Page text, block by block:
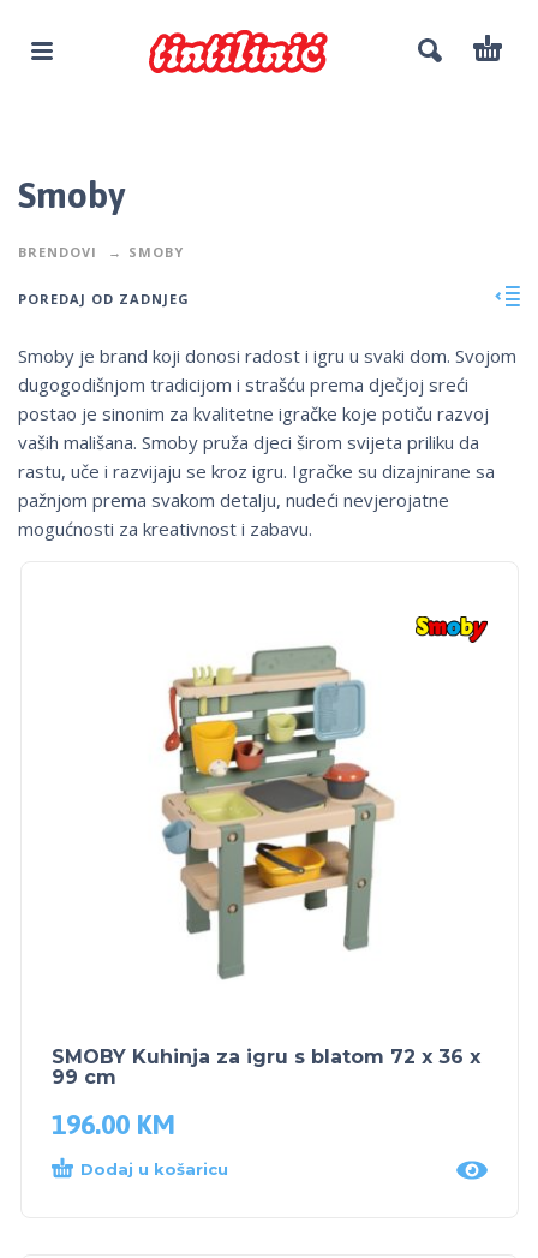
Smoby
BRENDOVI SMOBY
POREDAJ OD ZADNJEG
Smoby je brand koji donosi radost i igru u svaki dom. Svojom
dugogodišnjom tradicijom i strašću prema dječjoj sreći
postao je sinonim za kvalitetne igračke koje potiču razvoj
vaših mališana. Smoby pruža djeci širom svijeta priliku da
rastu, uče i razvijaju se kroz igru. Igračke su dizajnirane sa
pažnjom prema svakom detalju, nudeći nevjerojatne
mogućnosti za kreativnost i zabavu.
SMOBY Kuhinja za igru s blatom 72 x 36 x
99 cm
196.00 KM
Dodaj u košaricu